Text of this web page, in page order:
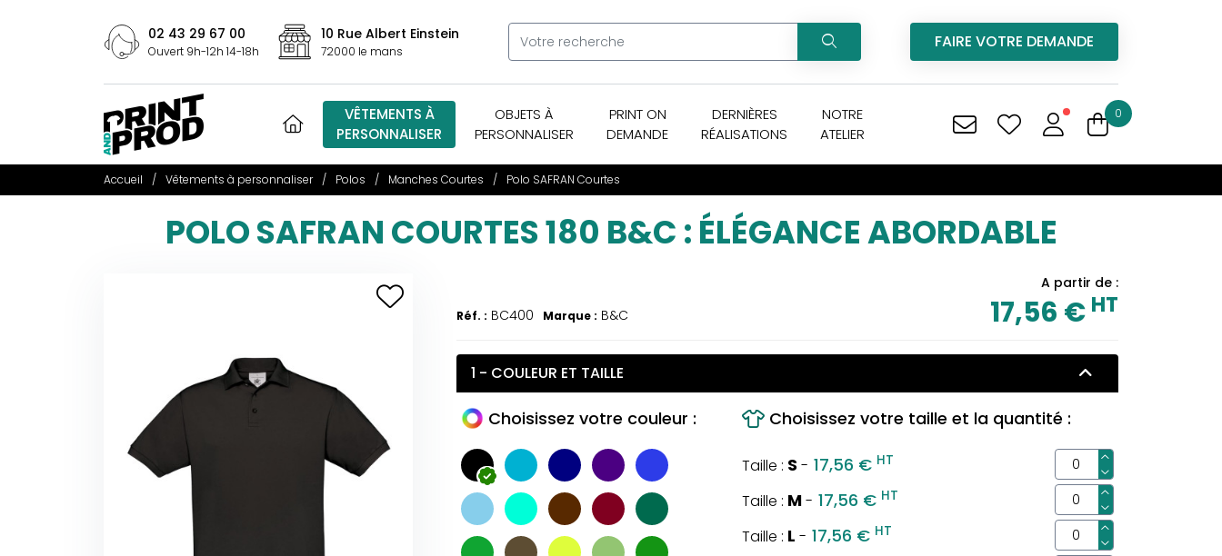
02 43 29 67 00
Ouvert 9h-12h 14-18h
10 Rue Albert Einstein
72000 le mans FAIRE VOTRE DEMANDE
0
VÊTEMENTS À
PERSONNALISER
OBJETS À
PERSONNALISER
PRINT ON
DEMANDE
DERNIÈRES
RÉALISATIONS
NOTRE
ATELIER
Accueil Vêtements à personnaliser Polos Manches Courtes Polo SAFRAN Courtes
POLO SAFRAN COURTES 180 B&C : ÉLÉGANCE ABORDABLE
Réf. : BC400 Marque : B&C
A partir de :
17,56 € HT
1 - COULEUR ET TAILLE
Choisissez votre couleur : Choisissez votre taille et la quantité :
Taille : S - 17,56 € HT
Taille : M- 17,56 € HT
Taille : L - 17,56 € HT